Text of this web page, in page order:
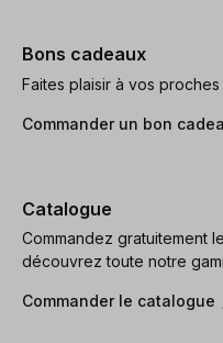
Bons cadeaux
Faites plaisir à vos
Commander un bon
Catalogue
Commandez gratuitement
découvrez toute notre
Commander le catalogue